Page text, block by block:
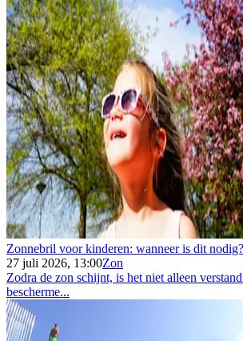
Zonnebril voor kinderen: wanneer is dit nodig?
27 juli 2026, 13:00Zon
Zodra de zon schijnt, is het niet alleen
bescherme...